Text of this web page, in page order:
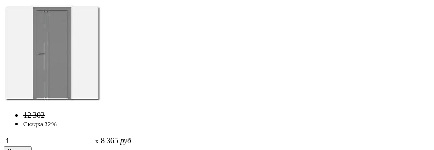
12 302
Скидка 32%
x 8 365 руб